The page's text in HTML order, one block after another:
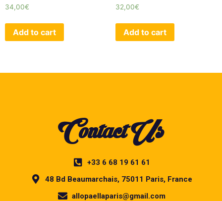
34,00€
Add to cart
32,00€
Add to cart
Contact Us
+33 6 68 19 61 61
48 Bd Beaumarchais, 75011 Paris, France
allopaellaparis@gmail.com